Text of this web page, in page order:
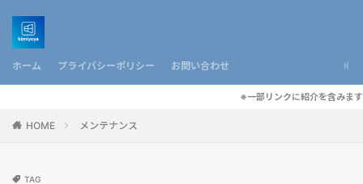
ホーム プライバシーポリシー お問い合わせ
※一部リンクに紹介を含みます
HOME メンテナンス
TAG